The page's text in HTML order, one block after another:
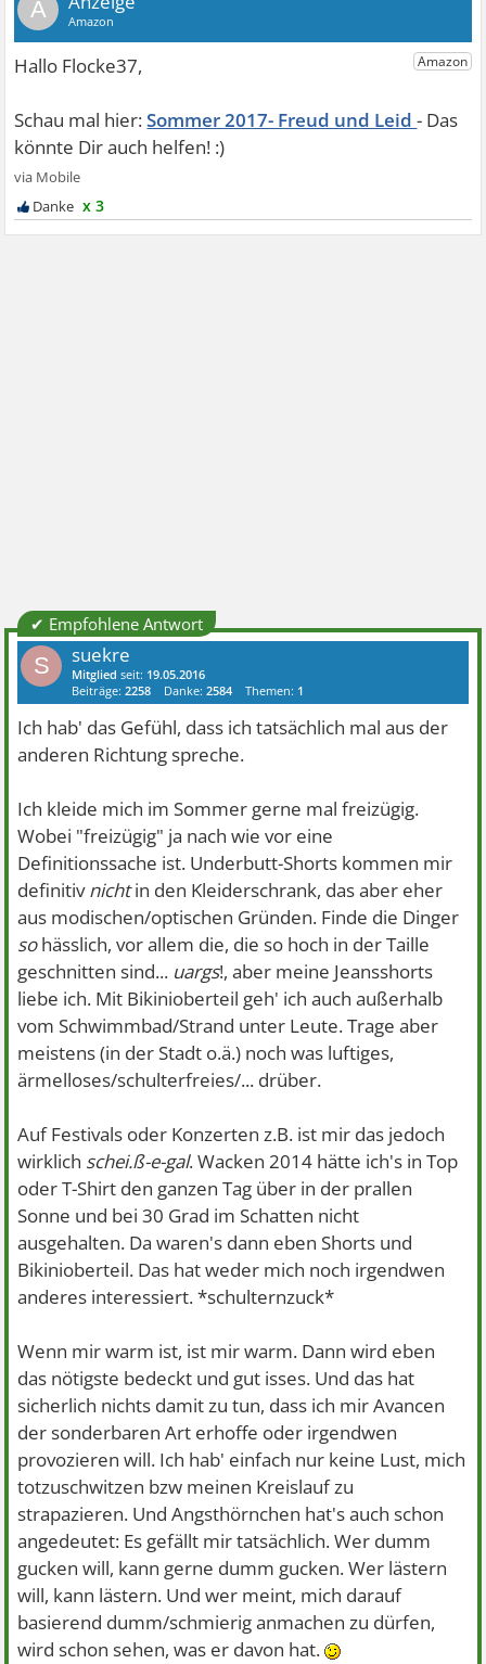
A
Sommer 2017- Freud und Leid
x 3
✔ Empfohlene Antwort
S suekre
Mitglied seit: 19.05.2016
Beiträge:2258 Danke:2584 Themen: 1
Ich hab' das Gefühl, dass ich tatsächlich mal aus der
anderen Richtung spreche.
Ich kleide mich im Sommer gerne mal freizügig.
Wobei "freizügig" ja nach wie vor eine
Definitionssache ist. Underbutt-Shorts kommen mir
definitivnichtin den Kleiderschrank, das aber eher
aus modischen/optischen Gründen. Finde die Dinger
sohässlich, vor allem die, die so hoch in der Taille
geschnitten sind... uargs!, aber meine Jeansshorts
liebe ich. Mit Bikinioberteil geh' ich auch außerhalb
vom Schwimmbad/Strand unter Leute. Trage aber
meistens (in der Stadt o.ä.) noch was luftiges,
ärmelloses/schulterfreies/... drüber.
Auf Festivals oder Konzerten z.B. ist mir das jedoch
wirklich schei.ß-e-gal. Wacken 2014 hätte ich's in Top
oder T-Shirt den ganzen Tag über in der prallen
Sonne und bei 30 Grad im Schatten nicht
ausgehalten. Da waren's dann eben Shorts und
Bikinioberteil. Das hat weder mich noch irgendwen
anderes interessiert. *schulternzuck*
Wenn mir warm ist, ist mir warm. Dann wird eben
das nötigste bedeckt und gut isses. Und das hat
sicherlich nichts damit zu tun, dass ich mir Avancen
der sonderbaren Art erhoffe oder irgendwen
provozieren will. Ich hab' einfach nur keine Lust, mich
totzuschwitzen bzw meinen Kreislauf zu
strapazieren. Und Angsthörnchen hat's auch schon
angedeutet: Es gefällt mir tatsächlich. Wer dumm
gucken will, kann gerne dumm gucken. Wer lästern
will, kann lästern. Und wer meint, mich darauf
basierend dumm/schmierig anmachen zu dürfen,
wird schon sehen, was er davon hat.